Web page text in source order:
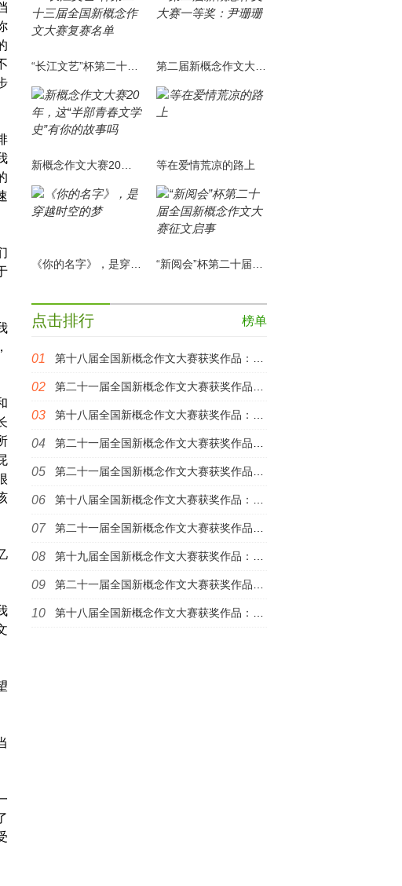
等在爱情荒凉的路上
榜单
点击排行
第十八届全国新概念作文大赛获奖作品：孤独的犯罪者
第二十一届全国新概念作文大赛获奖作品：回家
第十八届全国新概念作文大赛获奖作品：爸爸的日子
第二十一届全国新概念作文大赛获奖作品：半路
第二十一届全国新概念作文大赛获奖作品：房客
第十八届全国新概念作文大赛获奖作品：程小姐与X书店
第二十一届全国新概念作文大赛获奖作品：蜂王是母的
第十九届全国新概念作文大赛获奖作品：洛桑的短笛
第二十一届全国新概念作文大赛获奖作品：空气
第十八届全国新概念作文大赛获奖作品：最后一个冬天